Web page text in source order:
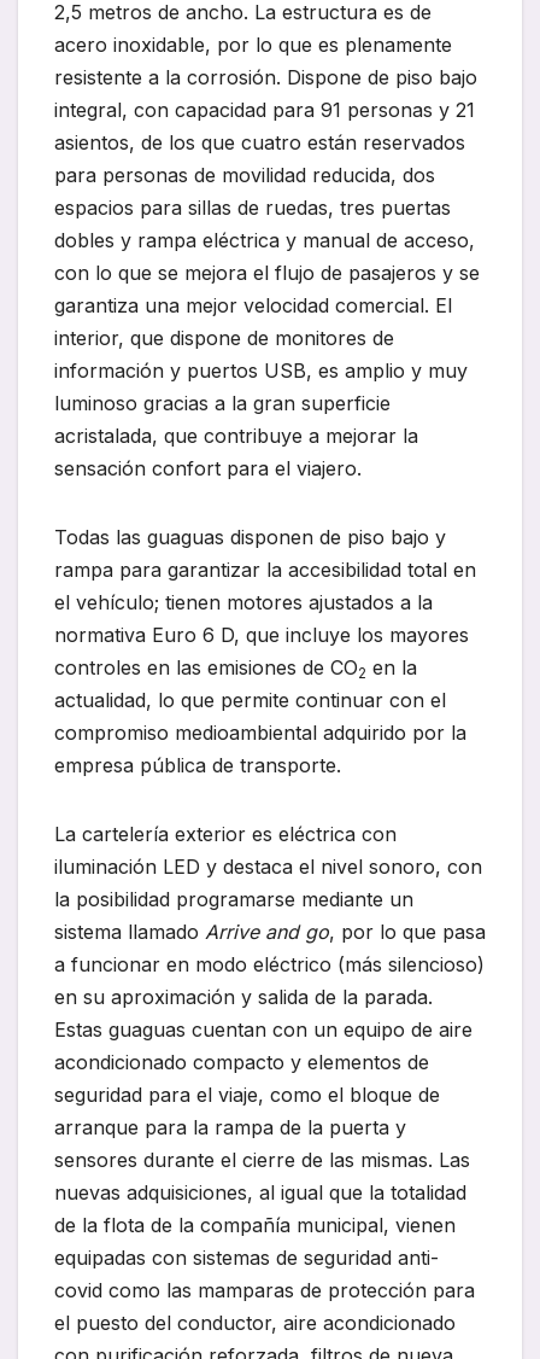
2,5 metros de ancho. La estructura es de
acero inoxidable, por lo que es plenamente
resistente a la corrosión. Dispone de piso bajo
integral, con capacidad para 91 personas y 21
asientos, de los que cuatro están reservados
para personas de movilidad reducida, dos
espacios para sillas de ruedas, tres puertas
dobles y rampa eléctrica y manual de acceso,
con lo que se mejora el flujo de pasajeros y se
garantiza una mejor velocidad comercial. El
interior, que dispone de monitores de
información y puertos USB, es amplio y muy
luminoso gracias a la gran superficie
acristalada, que contribuye a mejorar la
sensación confort para el viajero.
Todas las guaguas disponen de piso bajo y
rampa para garantizar la accesibilidad total en
el vehículo; tienen motores ajustados a la
normativa Euro 6 D, que incluye los mayores
controles en las emisiones de CO2 en la
actualidad, lo que permite continuar con el
compromiso medioambiental adquirido por la
empresa pública de transporte.
La cartelería exterior es eléctrica con
iluminación LED y destaca el nivel sonoro, con
la posibilidad programarse mediante un
sistema llamado Arrive and go, por lo que pasa
a funcionar en modo eléctrico (más silencioso)
en su aproximación y salida de la parada.
Estas guaguas cuentan con un equipo de aire
acondicionado compacto y elementos de
seguridad para el viaje, como el bloque de
arranque para la rampa de la puerta y
sensores durante el cierre de las mismas. Las
nuevas adquisiciones, al igual que la totalidad
de la flota de la compañía municipal, vienen
equipadas con sistemas de seguridad anti-
covid como las mamparas de protección para
el puesto del conductor, aire acondicionado